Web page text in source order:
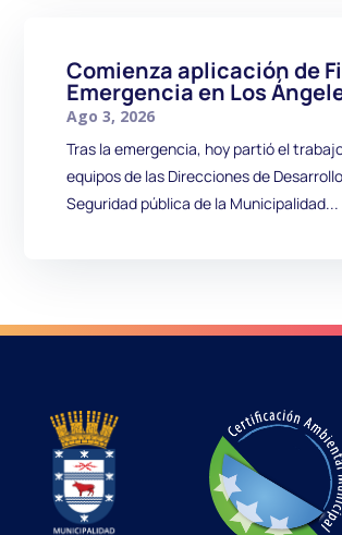
Comienza aplicación de
Emergencia en Los
Ago 3, 2026
Tras la emergencia, hoy partió el
equipos de las Direcciones de
Seguridad pública de la Municipalidad...